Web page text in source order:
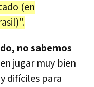
(en
no sabemos
jugar muy bien
difíciles para